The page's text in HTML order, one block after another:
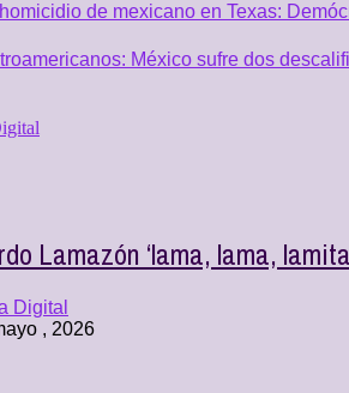
de mexicano en Texas:
México sufre dos
Lamazón ‘lama, lama,
Digital
, 2026